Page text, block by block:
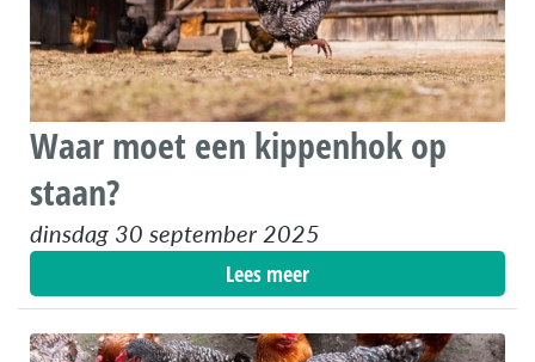
Waar moet een kippenhok op
staan?
dinsdag 30 september 2025
Lees meer